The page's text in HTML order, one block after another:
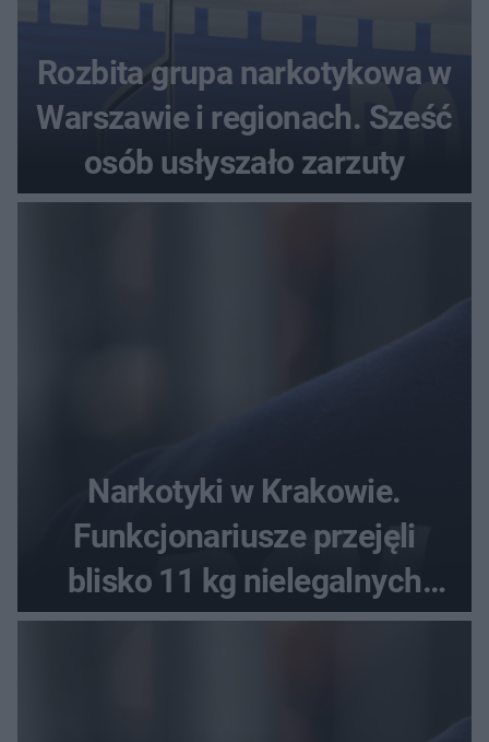
Rozbita grupa narkotykowa w
Warszawie i regionach. Sześć
osób usłyszało zarzuty
Narkotyki w Krakowie.
Funkcjonariusze przejęli
blisko 11 kg nielegalnych
substancji